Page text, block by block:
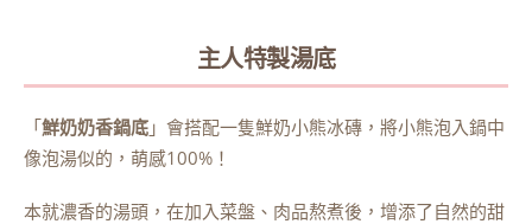
主人特製湯底
「鮮奶奶香鍋底 」會搭配一隻鮮奶小熊冰磚，將小熊泡入鍋中
像泡湯似的，萌感100%！
本就濃香的湯頭，在加入菜盤、肉品熬煮後，增添了自然的甜